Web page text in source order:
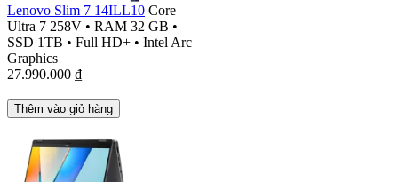
Lenovo Slim 7 14ILL10 Core
Ultra 7 258V • RAM 32 GB •
SSD 1TB • Full HD+ • Intel Arc
Graphics
27.990.000 ₫
Thêm vào giỏ hàng